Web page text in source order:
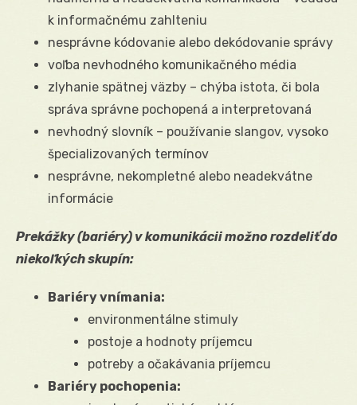
k informačnému zahlteniu
nesprávne kódovanie alebo dekódovanie správy
voľba nevhodného komunikačného média
zlyhanie spätnej väzby – chýba istota, či bola
správa správne pochopená a interpretovaná
nevhodný slovník – používanie slangov, vysoko
špecializovaných termínov
nesprávne, nekompletné alebo neadekvátne
informácie
Prekážky (bariéry) v komunikácii možno rozdeliť do
niekoľkých skupín:
Bariéry vnímania:
environmentálne stimuly
postoje a hodnoty príjemcu
potreby a očakávania príjemcu
Bariéry pochopenia: